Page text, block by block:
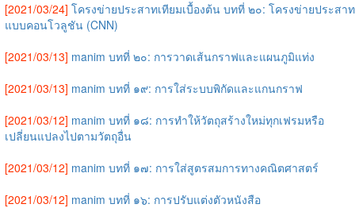
[2021/03/24] โครงข่ายประสาทเทียมเบื้องต้น บทที่ ๒๐: โครงข่ายประสาท
แบบคอนโวลูชัน (CNN)
[2021/03/13] manim บทที่ ๒๐: การวาดเส้นกราฟและแผนภูมิแท่ง
[2021/03/13] manim บทที่ ๑๙: การใส่ระบบพิกัดและแกนกราฟ
[2021/03/12] manim บทที่ ๑๘: การทำให้วัตถุสร้างใหม่ทุกเฟรมหรือ
เปลี่ยนแปลงไปตามวัตถุอื่น
[2021/03/12] manim บทที่ ๑๗: การใส่สูตรสมการทางคณิตศาสตร์
[2021/03/12] manim บทที่ ๑๖: การปรับแต่งตัวหนังสือ